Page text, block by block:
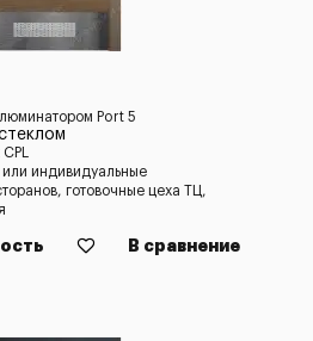
Port 5
индивидуальные
готовочные цеха ТЦ,
В сравнение